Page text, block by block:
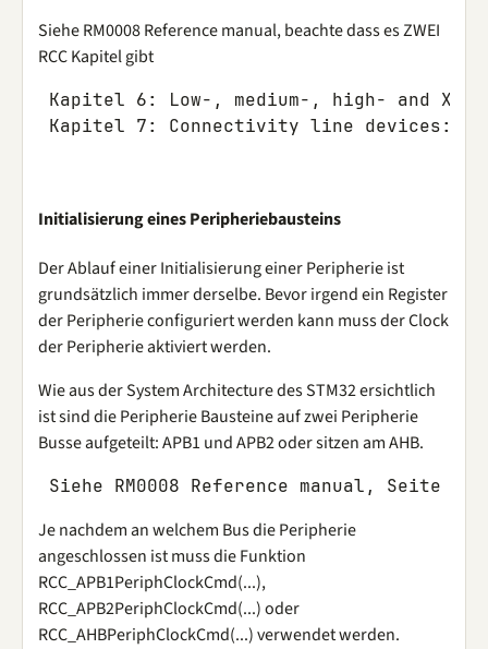
Siehe RM0008 Reference manual, beachte dass es ZWEI
RCC Kapitel gibt
Kapitel 6: Low-, medium-, high- and
Initialisierung eines Peripheriebausteins
Der Ablauf einer Initialisierung einer Peripherie ist
grundsätzlich immer derselbe. Bevor irgend ein Register
der Peripherie configuriert werden kann muss der Clock
der Peripherie aktiviert werden.
Wie aus der System Architecture des STM32 ersichtlich
ist sind die Peripherie Bausteine auf zwei Peripherie
Busse aufgeteilt: APB1 und APB2 oder sitzen am AHB.
Je nachdem an welchem Bus die Peripherie
angeschlossen ist muss die Funktion
RCC_APB1PeriphClockCmd(...),
RCC_APB2PeriphClockCmd(...) oder
RCC_AHBPeriphClockCmd(...) verwendet werden.